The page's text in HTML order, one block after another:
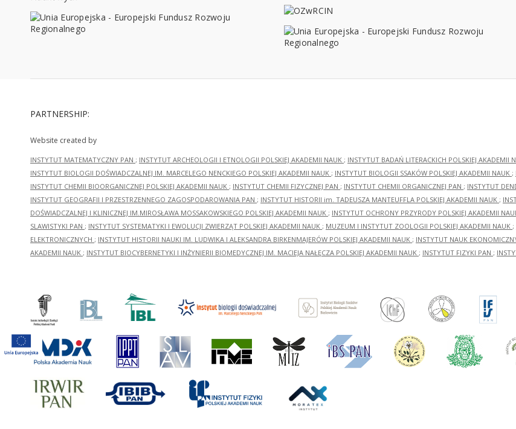
PARTNERSHIP:
Website created by
INSTYTUT MATEMATYCZNY PAN ; INSTYTUT ARCHEOLOGII I ETNOLOGII POLSKIEJ AKADEMII NAUK ; INSTYTUT BADAŃ LITERACKICH POLSKIEJ AKADEMII
INSTYTUT BIOLOGII DOŚWIADCZALNEJ IM. MARCELEGO NENCKIEGO POLSKIEJ AKADEMII NAUK ; INSTYTUT BIOLOGII SSAKÓW POLSKIEJ AKADEMII NAUK ;
INSTYTUT CHEMII BIOORGANICZNEJ POLSKIEJ AKADEMII NAUK ; INSTYTUT CHEMII FIZYCZNEJ PAN ; INSTYTUT CHEMII ORGANICZNEJ PAN ; INSTYTUT
INSTYTUT GEOGRAFII I PRZESTRZENNEGO ZAGOSPODAROWANIA PAN ; INSTYTUT HISTORII im. TADEUSZA MANTEUFFLA POLSKIEJ AKADEMII NAUK ;
DOŚWIADCZALNEJ I KLINICZNEJ IM.MIROSŁAWA MOSSAKOWSKIEGO POLSKIEJ AKADEMII NAUK ; INSTYTUT OCHRONY PRZYRODY POLSKIEJ AKADEMII
SLAWISTYKI PAN ; INSTYTUT SYSTEMATYKI I EWOLUCJI ZWIERZĄT POLSKIEJ AKADEMII NAUK ; MUZEUM I INSTYTUT ZOOLOGII POLSKIEJ AKADEMII NAUK ;
ELEKTRONICZNYCH ; INSTYTUT HISTORII NAUKI IM. LUDWIKA I ALEKSANDRA BIRKENMAJERÓW POLSKIEJ AKADEMII NAUK ; INSTYTUT NAUK
AKADEMII NAUK ; INSTYTUT BIOCYBERNETYKI I INŻYNIERII BIOMEDYCZNEJ IM. MACIEJA NAŁĘCZA POLSKIEJ AKADEMII NAUK ; INSTYTUT FIZYKI PAN ;